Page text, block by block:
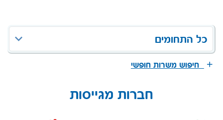
כל התחומים
חיפוש משרות חופשי
חברות מגייסות